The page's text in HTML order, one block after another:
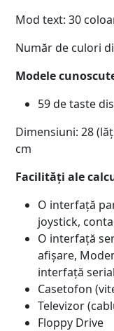
Mod text: 30
Număr de culori
Modele
59 de taste
Dimensiuni: 28
cm
Facilităţi ale
O interfață
joystick,
O interfață
afișare,
interfață
Casetofon
Televizor
Floppy Drive